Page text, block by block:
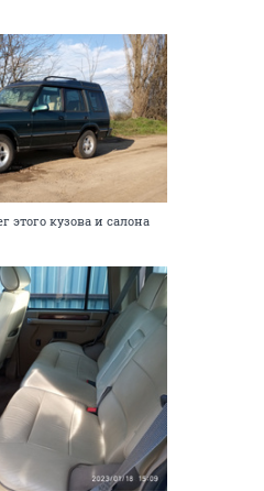
этого кузова и салона